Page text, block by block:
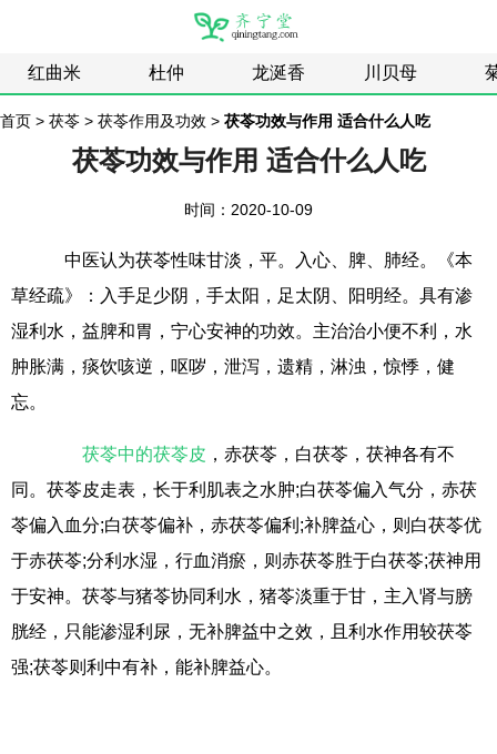
红曲米 杜仲 龙涎香 川贝母
首页 > 茯苓 > 茯苓作用及功效 > 茯苓功效与作用 适合什么人吃
茯苓功效与作用 适合什么人吃
时间：2020-10-09
中医认为茯苓性味甘淡，平。入心、脾、肺经。《本
草经疏》：入手足少阴，手太阳，足太阴、阳明经。具有渗
湿利水，益脾和胃，宁心安神的功效。主治治小便不利，水
肿胀满，痰饮咳逆，呕哕，泄泻，遗精，淋浊，惊悸，健
忘。
茯苓中的茯苓皮 ，赤茯苓，白茯苓，茯神各有不
同。茯苓皮走表，长于利肌表之水肿;白茯苓偏入气分，赤茯
苓偏入血分;白茯苓偏补，赤茯苓偏利;补脾益心，则白茯苓优
于赤茯苓;分利水湿，行血消瘀，则赤茯苓胜于白茯苓;茯神用
于安神。茯苓与猪苓协同利水，猪苓淡重于甘，主入肾与膀
胱经，只能渗湿利尿，无补脾益中之效，且利水作用较茯苓
强;茯苓则利中有补，能补脾益心。